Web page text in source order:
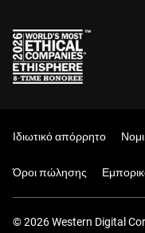
Ιδιωτικό απόρρητο
Όροι πώλησης
© 2026 Western Digital